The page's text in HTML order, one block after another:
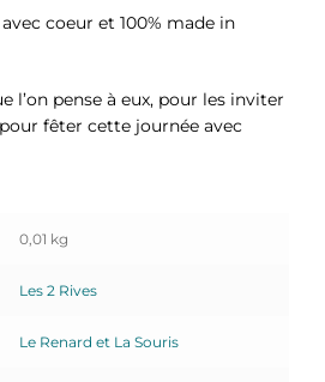
coeur et 100% made in
l’on pense à eux, pour les inviter
fêter cette journée avec
0,01 kg
Les 2 Rives
Le Renard et La Souris